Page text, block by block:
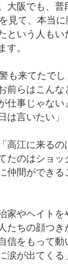
大阪でも、普
見て、本当
という人もい
す。
も来てたでし
前らはこんな
仕事じゃない
は言いたい」
高江に来る
たのはショッ
仲間ができ
家やヘイトを
たちの顔つき
信をもって
涙が出てくる